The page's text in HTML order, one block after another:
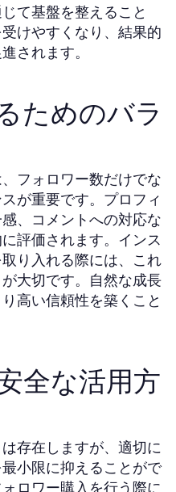
て基盤を整えること
けやすくなり、結果的
されます。
ためのバラ
フォロワー数だけでな
が重要です。プロフィ
、コメントへの対応な
評価されます。インス
り入れる際には、これ
大切です。自然な成長
高い信頼性を築くこと
全な活用方
存在しますが、適切に
小限に抑えることがで
ロワー購入を行う際に